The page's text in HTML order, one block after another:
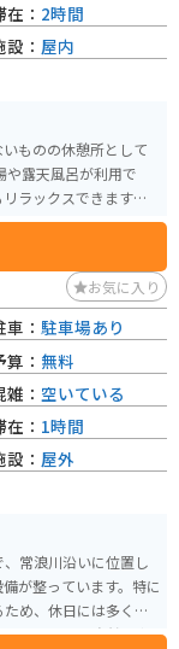
ものの休憩所として
や露天風呂が利用で
ラックスできます。ま
過ごしたい」という
るすべすべになる効
在： 2時間
設： 屋内
お気に入り
常浪川沿いに位置し
が整っています。特に
め、休日には多くの
車： 駐車場あり
算： 無料
雑： 空いている
在： 1時間
設： 屋外